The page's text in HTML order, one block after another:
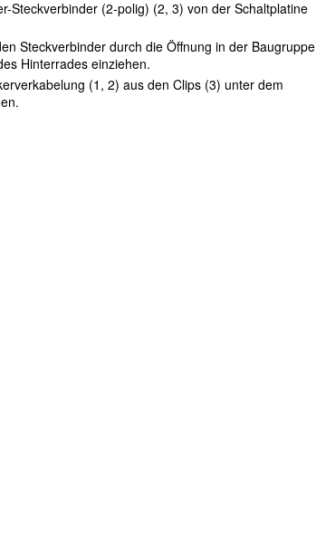
Steckverbinder (2-polig) (2, 3) von der Schaltplatine
Steckverbinder durch die Öffnung in der Baugruppe
Hinterrades einziehen.
(1, 2) aus den Clips (3) unter dem